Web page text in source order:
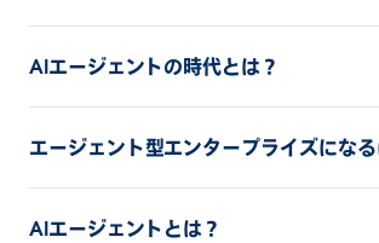
AIエージェントの時代とは？
エージェント型エンタープライズになる
AIエージェントとは？